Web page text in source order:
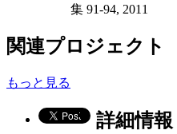
集 91-94, 2011
関連プロジェクト
もっと見る
詳細情報